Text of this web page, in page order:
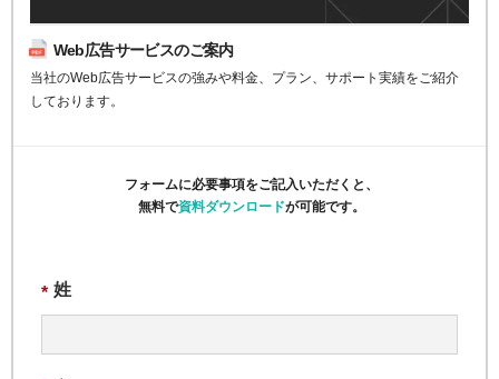
Web広告サービスのご案内
当社のWeb広告サービスの強みや料金、プラン、サポート実績をご紹介
しております。
フォームに必要事項をご記入いただくと、
無料で資料ダウンロードが可能です。
* 姓